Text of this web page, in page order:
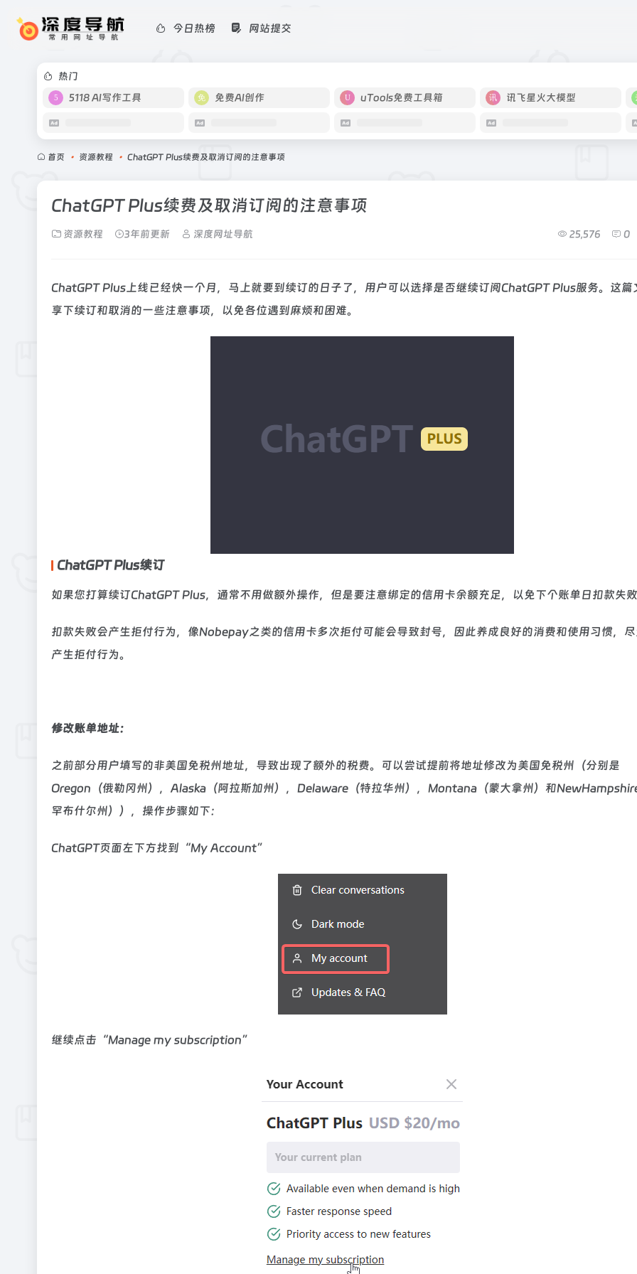
今日热榜 网站提交
热门
5118 AI写作工具
免费AI创作 uTools免费工具箱 讯飞星火大模型
首页 • 资源教程 • ChatGPT Plus续费及取消订阅的注意事项
ChatGPT Plus续费及取消订阅的注意事项
资源教程 3年前更新 深度网址导航 25,576 0
ChatGPT Plus上线已经快一个月，马上就要到续订的日子了，用户可以选择是否继续订阅ChatGPT Plus服务。这篇
享下续订和取消的一些注意事项，以免各位遇到麻烦和困难。
ChatGPT Plus续订
如果您打算续订ChatGPT Plus，通常不用做额外操作，但是要注意绑定的信用卡余额充足，以免下个账单日扣款失
扣款失败会产生拒付行为，像Nobepay之类的信用卡多次拒付可能会导致封号，因此养成良好的消费和使用习惯，
产生拒付行为。
修改账单地址：
之前部分用户填写的非美国免税州地址，导致出现了额外的税费。可以尝试提前将地址修改为美国免税州（分别是
Oregon（俄勒冈州），Alaska（阿拉斯加州），Delaware（特拉华州），Montana（蒙大拿州）和
罕布什尔州）），操作步骤如下：
ChatGPT页面左下方找到“My Account”
继续点击“Manage my subscription”